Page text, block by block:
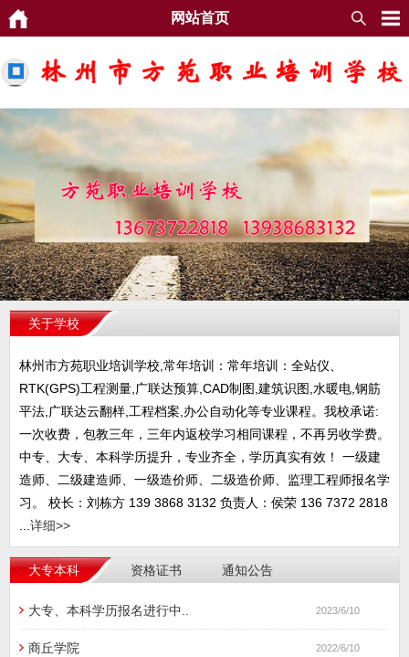
网站首页
关于学校
林州市方苑职业培训学校,常年培训：常年培训：全站仪、
RTK(GPS)工程测量,广联达预算,CAD制图,建筑识图,水暖电,钢筋
平法,广联达云翻样,工程档案,办公自动化等专业课程。我校承诺:
一次收费，包教三年，三年内返校学习相同课程，不再另收学费。
中专、大专、本科学历提升，专业齐全，学历真实有效！ 一级建
造师、二级建造师、一级造价师、二级造价师、监理工程师报名学
习。 校长：刘栋方 139 3868 3132 负责人：侯荣 136 7372 2818
...详细>>
大专本科 资格证书 通知公告
大专、本科学历报名进行中.. 2023/6/10
商丘学院 2022/6/10